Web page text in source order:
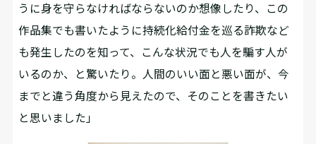
うに身を守らなければならないのか想像したり、この
作品集でも書いたように持続化給付金を巡る詐欺など
も発生したのを知って、こんな状況でも人を騙す人が
いるのか、と驚いたり。人間のいい面と悪い面が、今
までと違う角度から見えたので、そのことを書きたい
と思いました」